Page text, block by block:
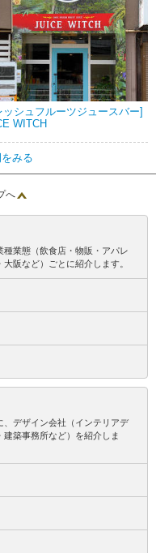
ッシュフルーツジュースバー]
WITCH
みる
へ
業態（飲食店・物販・アパレ
阪など）ごとに紹介します。
、デザイン会社（インテリアデ
築事務所など）を紹介しま